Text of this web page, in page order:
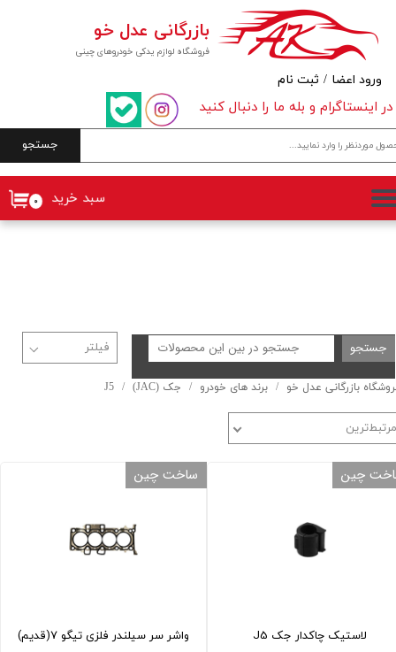
فروشگاه لوازم یدکی خودروهای چینی
بازرگانی عدل خو
جستجو
۰ سبد خرید
در اینستاگرام و بله ما را دنبال کنید
ورود اعضا / ثبت نام
حساب کاربری من
تغییر گذر واژه
سفارشات
خروج از حساب کاربری
بازرگانی عدل خو برند های خودرو جک (JAC) J5
مرتبط‌ترین
لاستیک چاکدار جک J5
چین
واشر سر سیلندر فلزی تیگو 7(قدیم)
ساخت چین
جستجو